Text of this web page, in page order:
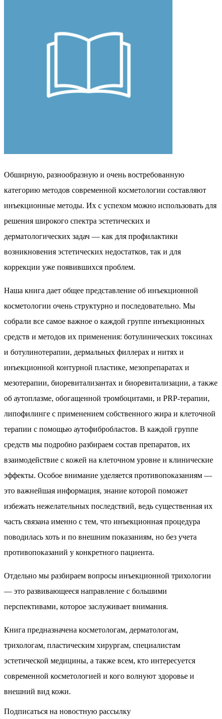
Обширную, разнообразную и очень востребованную
категорию методов современной косметологии составляют
инъекционные методы. Их с успехом можно использовать для
решения широкого спектра эстетических и
дерматологических задач — как для профилактики
возникновения эстетических недостатков, так и для
коррекции уже появившихся проблем.
Наша книга дает общее представление об инъекционной
косметологии очень структурно и последовательно. Мы
собрали все самое важное о каждой группе инъекционных
средств и методов их применения: ботулинических токсинах
и ботулинотерапии, дермальных филлерах и нитях и
инъекционной контурной пластике, мезопрепаратах и
мезотерапии, биоревитализантах и биоревитализации, а также
об аутоплазме, обогащенной тромбоцитами, и PRP-терапии,
липофилинге с применением собственного жира и клеточной
терапии с помощью аутофибробластов. В каждой группе
средств мы подробно разбираем состав препаратов, их
взаимодействие с кожей на клеточном уровне и клинические
эффекты. Особое внимание уделяется противопоказаниям —
это важнейшая информация, знание которой поможет
избежать нежелательных последствий, ведь существенная их
часть связана именно с тем, что инъекционная процедура
поводилась хоть и по внешним показаниям, но без учета
противопоказаний у конкретного пациента.
Отдельно мы разбираем вопросы инъекционной трихологии
— это развивающееся направление с большими
перспективами, которое заслуживает внимания.
Книга предназначена косметологам, дерматологам,
трихологам, пластическим хирургам, специалистам
эстетической медицины, а также всем, кто интересуется
современной косметологией и кого волнуют здоровье и
внешний вид кожи.
Подписаться на новостную рассылку